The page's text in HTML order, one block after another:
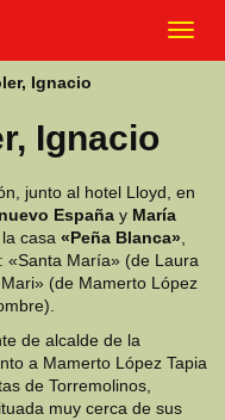
Ignacio
Ignacio
junto al hotel Lloyd, en
España y María
casa «Peña Blanca»
«Santa María» (de Laura
(de Mamerto López
de alcalde de la
a Mamerto López Tapia
de Torremolinos,
muy cerca de sus